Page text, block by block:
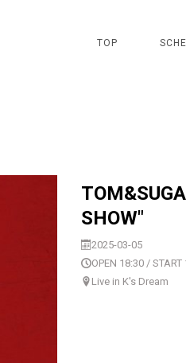
TOP
SHOW"
2025-03-05
OPEN 18:30 / START
Live in K's Dream